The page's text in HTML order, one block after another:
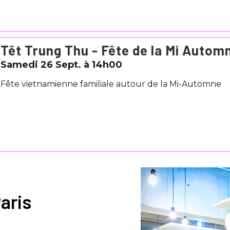
Têt Trung Thu - Fête de la Mi
Samedi 26 Sept. à 14h00
Fête vietnamienne familiale autour de la Mi-Automne